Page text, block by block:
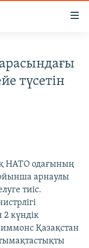
түсетін
НАТО одағының
арнаулы
тиіс.
2 күндік
Қазақстан